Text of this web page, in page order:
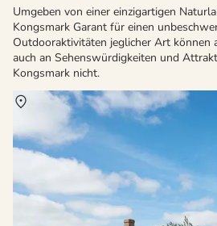
Umgeben von einer einzigartigen
Kongsmark Garant für einen
Outdooraktivitäten jeglicher Art können
auch an Sehenswürdigkeiten und
Kongsmark nicht.
ÜberHavneby